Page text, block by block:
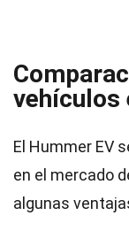
El Hummer EV
en el mercado
algunas